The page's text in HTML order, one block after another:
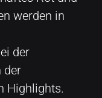
werden in
der
der
Highlights.